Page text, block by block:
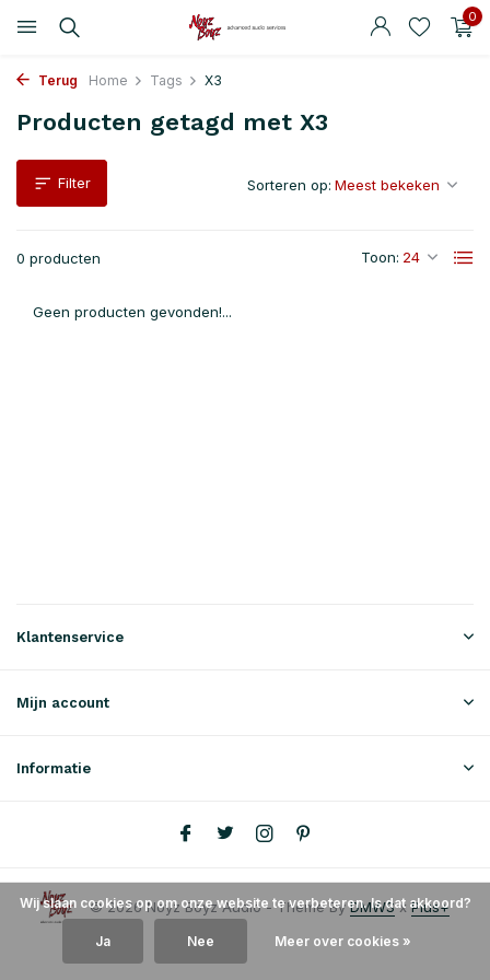
0
Terug Home Tags X3
Producten getagd met X3
Filter
0 producten Toon:
Sorteren op:
Geen producten gevonden!...
Klantenservice
Mijn account
Informatie
© 2026 Noyz Boyz Audio - Theme ByDMWSxPlus+
Wij slaan cookies op om onze website te verbeteren. Is dat akkoord?
Ja Nee Meer over cookies »